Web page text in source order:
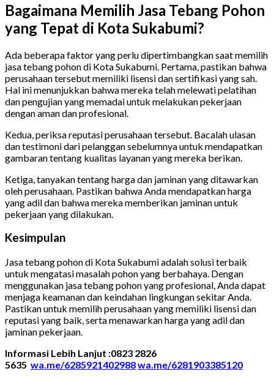
Bagaimana Memilih Jasa Tebang Pohon
yang Tepat di Kota Sukabumi?
Ada beberapa faktor yang perlu dipertimbangkan saat memilih
jasa tebang pohon di Kota Sukabumi. Pertama, pastikan bahwa
perusahaan tersebut memiliki lisensi dan sertifikasi yang sah.
Hal ini menunjukkan bahwa mereka telah melewati pelatihan
dan pengujian yang memadai untuk melakukan pekerjaan
dengan aman dan profesional.
Kedua, periksa reputasi perusahaan tersebut. Bacalah ulasan
dan testimoni dari pelanggan sebelumnya untuk mendapatkan
gambaran tentang kualitas layanan yang mereka berikan.
Ketiga, tanyakan tentang harga dan jaminan yang ditawarkan
oleh perusahaan. Pastikan bahwa Anda mendapatkan harga
yang adil dan bahwa mereka memberikan jaminan untuk
pekerjaan yang dilakukan.
Kesimpulan
Jasa tebang pohon di Kota Sukabumi adalah solusi terbaik
untuk mengatasi masalah pohon yang berbahaya. Dengan
menggunakan jasa tebang pohon yang profesional, Anda dapat
menjaga keamanan dan keindahan lingkungan sekitar Anda.
Pastikan untuk memilih perusahaan yang memiliki lisensi dan
reputasi yang baik, serta menawarkan harga yang adil dan
jaminan pekerjaan.
Informasi Lebih Lanjut :0823 2826
5635 wa.me/6285921402988wa.me/6281903385120